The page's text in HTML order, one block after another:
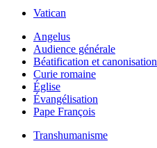
Vatican
Angelus
Audience générale
Béatification et canonisation
Curie romaine
Église
Évangélisation
Pape François
Transhumanisme